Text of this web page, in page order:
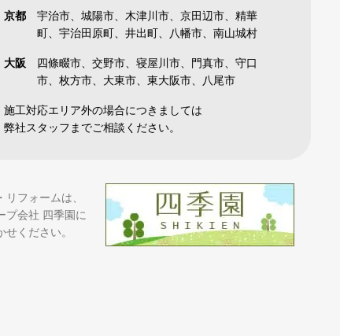
京都
宇治市、城陽市、木津川市、京田辺市、精華
町、宇治田原町、井出町、八幡市、南山城村
大阪
四條畷市、交野市、寝屋川市、門真市、守口
市、枚方市、大東市、東大阪市、八尾市
施工対応エリア外の場合につきましては
弊社スタッフまでご相談ください。
リフォームは、
プ会社 四季園に
せください。